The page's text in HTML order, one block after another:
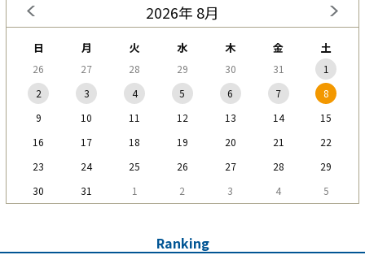
2026年 8月
日 月 火 水 木 金 土
26 27 28 29 30 31
1
2
3 4 5 6 7
8
9
10 11 12 13 14
15
16
17 18 19 20 21
22
23
24 25 26 27 28
29
30
31 1 2 3 4 5
Ranking